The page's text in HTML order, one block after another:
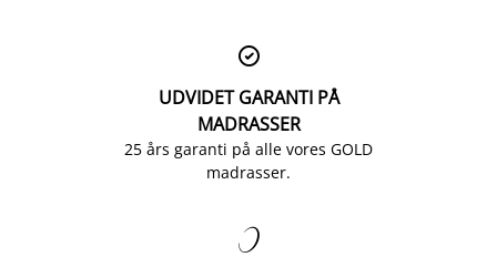

UDVIDET GARANTI PÅ
MADRASSER
25 års garanti på alle vores GOLD
madrasser.
